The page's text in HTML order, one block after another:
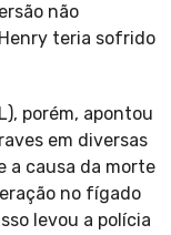
não
teria sofrido
porém, apontou
em diversas
a causa da morte
no fígado
levou a polícia